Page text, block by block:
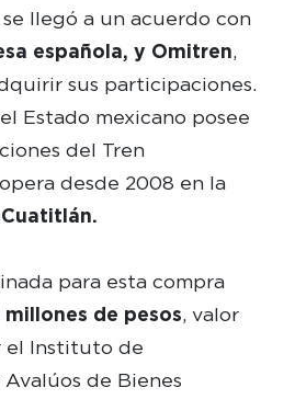
llegó a un acuerdo con
española, y Omitren,
sus participaciones.
Estado mexicano posee
del Tren
desde 2008 en la
para esta compra
de pesos, valor
el Instituto de
de Bienes